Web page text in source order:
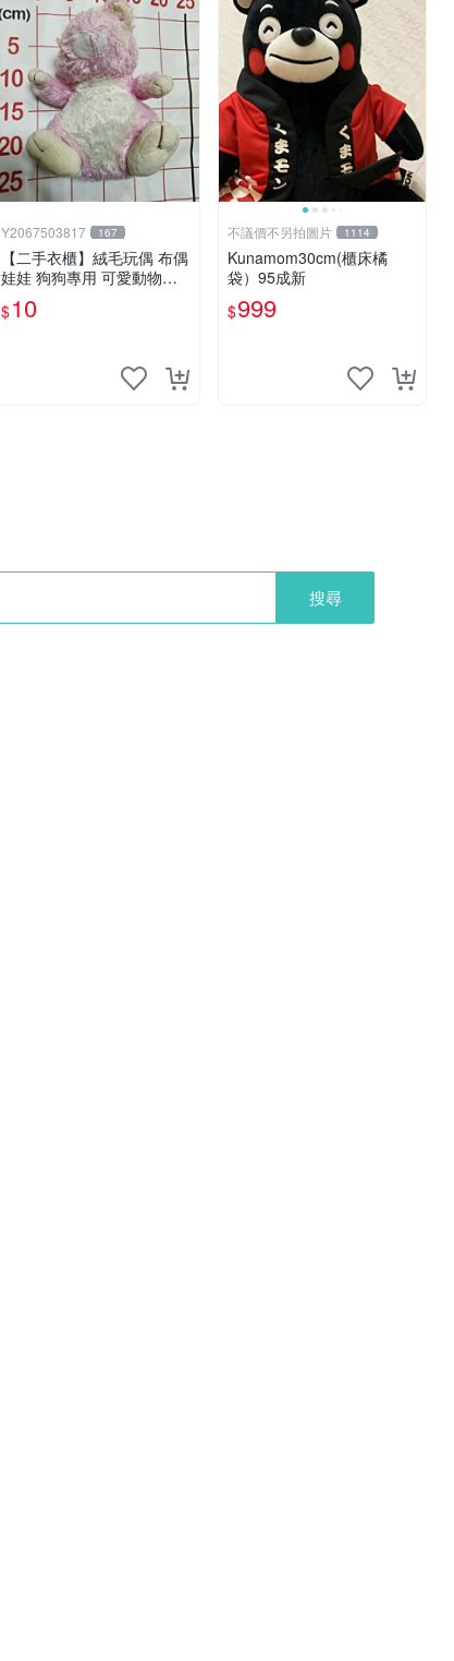
Y2067503817 167
【二手衣櫃】絨毛玩偶 布偶
娃娃 狗狗專用 可愛動物系
列 耐咬耐磨玩具 玩偶 粉紅
熊寵物玩具 1120929
$10
不議價不另拍圖片 1114
Kunamom30cm(櫃床橘
袋）95成新
$999
搜尋